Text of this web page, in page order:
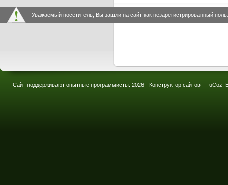
Уважаемый посетитель, Вы зашли на сайт как незарегистрированный
Сайт поддерживают опытные программисты. 2026 - Конструктор сайтов — uCoz .